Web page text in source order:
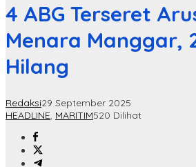
4 ABG Terseret
Menara Manggar,
Hilang
Redaksi29 September 2025
HEADLINE, MARITIM520 Dilihat